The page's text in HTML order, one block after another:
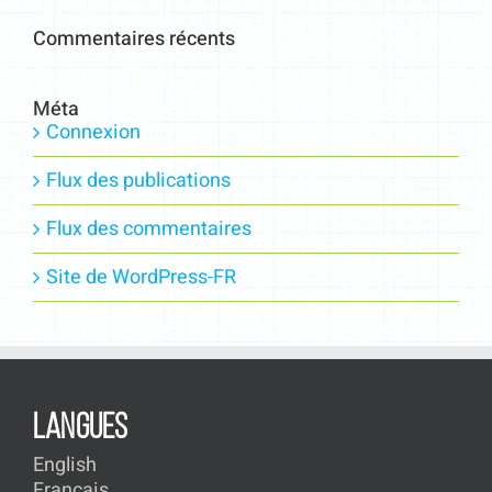
Commentaires récents
Méta
Connexion
Flux des publications
Flux des commentaires
Site de WordPress-FR
LANGUES
English